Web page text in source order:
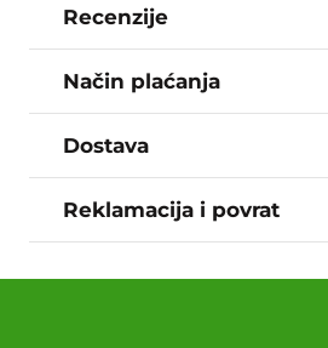
Recenzije
Način plaćanja
Dostava
Reklamacija i povrat